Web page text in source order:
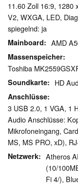
11.60 Zoll 16:9, 1280
V2, WXGA, LED,
spiegelnd: ja
Mainboard AMD
Massenspeicher
Toshiba
Soundkarte HD
Anschlüsse
3 USB 2.0, 1 VGA, 1
Audio Anschlüsse:
Mikrofoneingang,
MS, MS PRO, xD),
Netzwerk
Atheros
(10/
Fi 4/),